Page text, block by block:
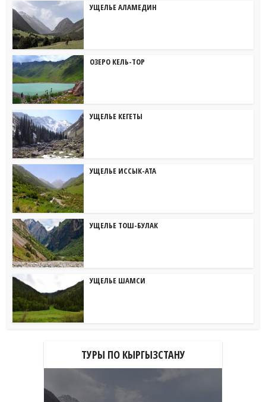
УЩЕЛЬЕ АЛАМЕДИН
ОЗЕРО КЕЛЬ-ТОР
УЩЕЛЬЕ КЕГЕТЫ
УЩЕЛЬЕ ИССЫК-АТА
УЩЕЛЬЕ ТОШ-БУЛАК
УЩЕЛЬЕ ШАМСИ
ТУРЫ ПО КЫРГЫЗСТАНУ